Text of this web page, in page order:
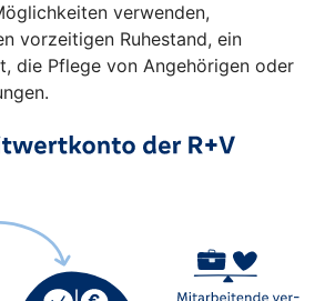
verwenden,
vorzeitigen Ruhestand, ein
die Pflege von Angehörigen oder